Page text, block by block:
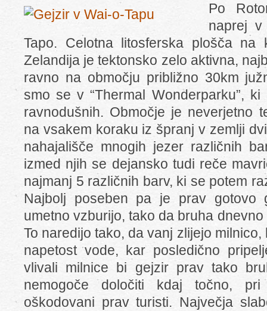
Po
naprej
Tapo. Celotna litosferska plošča na
Zelandija je tektonsko zelo aktivna,
ravno na območju približno 30km
smo se v “Thermal Wonderparku”,
ravnodušnih. Območje je neverjetno
na vsakem koraku iz špranj v zemlji
nahajališče mnogih jezer različnih
izmed njih se dejansko tudi reče
najmanj 5 različnih barv, ki se potem
Najbolj poseben pa je prav
umetno vzburijo, tako da bruha
To naredijo tako, da vanj zlijejo
napetost vode, kar posledično
vlivali milnice bi gejzir prav tako
nemogoče določiti kdaj točno,
oškodovani prav turisti. Največja